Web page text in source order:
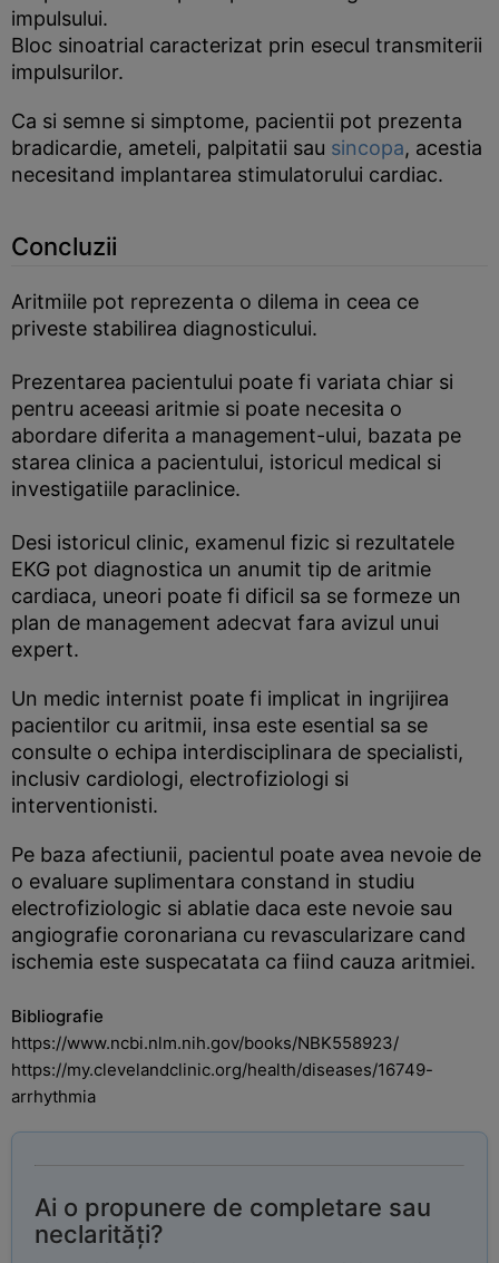
impulsului.
Bloc sinoatrial caracterizat prin esecul transmiterii
impulsurilor.
Ca si semne si simptome, pacientii pot prezenta
bradicardie, ameteli, palpitatii sau sincopa, acestia
necesitand implantarea stimulatorului cardiac.
Concluzii
Aritmiile pot reprezenta o dilema in ceea ce
priveste stabilirea diagnosticului.
Prezentarea pacientului poate fi variata chiar si
pentru aceeasi aritmie si poate necesita o
abordare diferita a management-ului, bazata pe
starea clinica a pacientului, istoricul medical si
investigatiile paraclinice.
Desi istoricul clinic, examenul fizic si rezultatele
EKG pot diagnostica un anumit tip de aritmie
cardiaca, uneori poate fi dificil sa se formeze un
plan de management adecvat fara avizul unui
expert.
Un medic internist poate fi implicat in ingrijirea
pacientilor cu aritmii, insa este esential sa se
consulte o echipa interdisciplinara de specialisti,
inclusiv cardiologi, electrofiziologi si
interventionisti.
Pe baza afectiunii, pacientul poate avea nevoie de
o evaluare suplimentara constand in studiu
electrofiziologic si ablatie daca este nevoie sau
angiografie coronariana cu revascularizare cand
ischemia este suspecatata ca fiind cauza aritmiei.
Bibliografie
https://www.ncbi.nlm.nih.gov/books/NBK558923/
https://my.clevelandclinic.org/health/diseases/16749-
arrhythmia
Ai o propunere de completare sau
neclarități?